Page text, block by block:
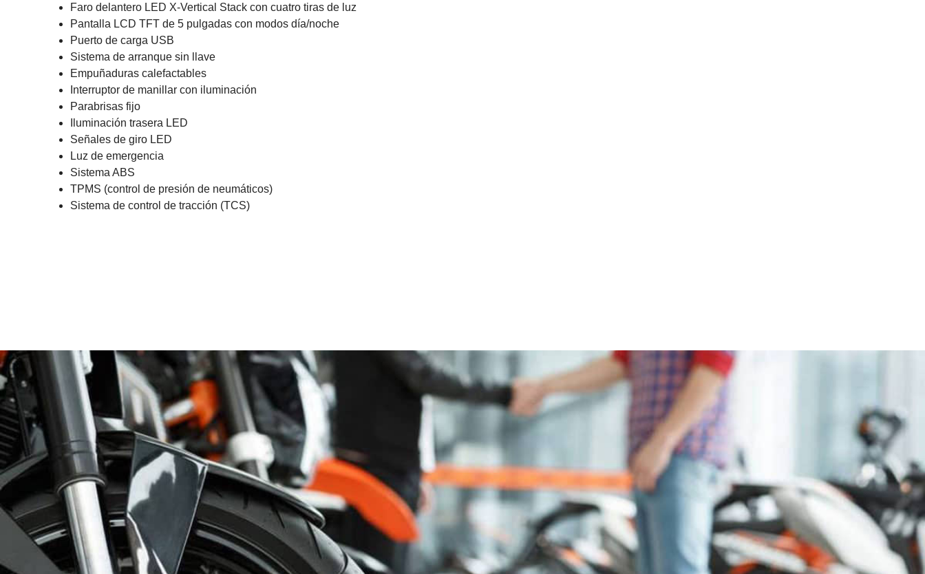
Faro delantero LED X-Vertical Stack con cuatro tiras de luz
Pantalla LCD TFT de 5 pulgadas con modos día/noche
Puerto de carga USB
Sistema de arranque sin llave
Empuñaduras calefactables
Interruptor de manillar con iluminación
Parabrisas fijo
Iluminación trasera LED
Señales de giro LED
Luz de emergencia
Sistema ABS
TPMS (control de presión de neumáticos)
Sistema de control de tracción (TCS)